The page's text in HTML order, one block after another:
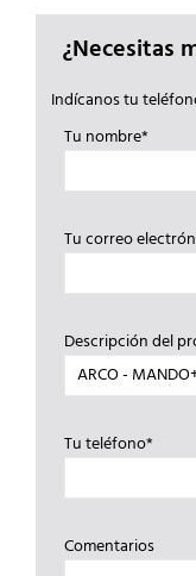
¿Necesitas
Indícanos tu
Tu nombre*
Tu correo
Descripción del
Tu teléfono*
Comentarios